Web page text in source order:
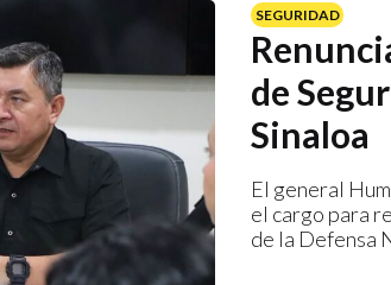
SEGURIDAD
de
Sinaloa
El general
el cargo para
de la Defensa